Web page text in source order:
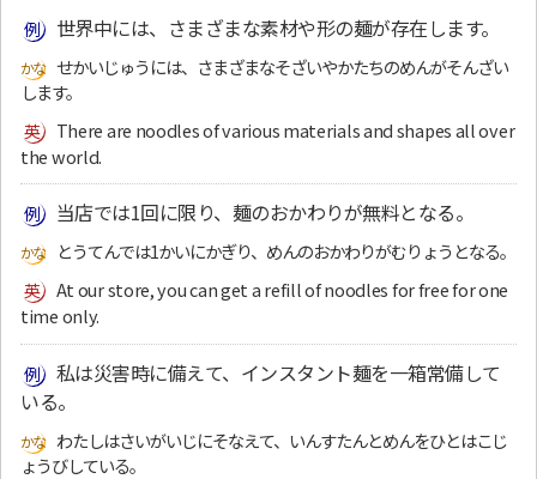
世界中には、さまざまな素材や形の麺が存在します。
せかいじゅうには、さまざまなそざいやかたちのめんがそんざい
します。
There are noodles of various materials and shapes all over
the world.
当店では1回に限り、麺のおかわりが無料となる。
とうてんでは1かいにかぎり、めんのおかわりがむりょうとなる。
At our store, you can get a refill of noodles for free for one
time only.
私は災害時に備えて、インスタント麺を一箱常備して
いる。
わたしはさいがいじにそなえて、いんすたんとめんをひとはこじ
ょうびしている。